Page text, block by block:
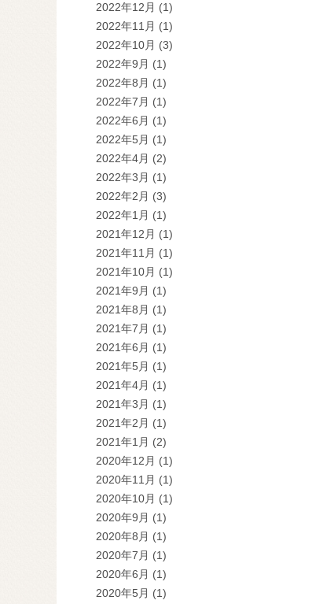
2022年12月 (1)
2022年11月 (1)
2022年10月 (3)
2022年9月 (1)
2022年8月 (1)
2022年7月 (1)
2022年6月 (1)
2022年5月 (1)
2022年4月 (2)
2022年3月 (1)
2022年2月 (3)
2022年1月 (1)
2021年12月 (1)
2021年11月 (1)
2021年10月 (1)
2021年9月 (1)
2021年8月 (1)
2021年7月 (1)
2021年6月 (1)
2021年5月 (1)
2021年4月 (1)
2021年3月 (1)
2021年2月 (1)
2021年1月 (2)
2020年12月 (1)
2020年11月 (1)
2020年10月 (1)
2020年9月 (1)
2020年8月 (1)
2020年7月 (1)
2020年6月 (1)
2020年5月 (1)